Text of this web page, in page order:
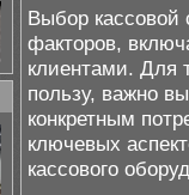
Выбор кассовой
факторов,
клиентами. Для
пользу, важно
конкретным
ключевых
кассового